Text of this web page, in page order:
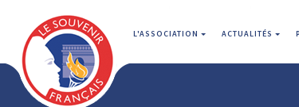
L'ASSOCIATION ACTUALITÉS